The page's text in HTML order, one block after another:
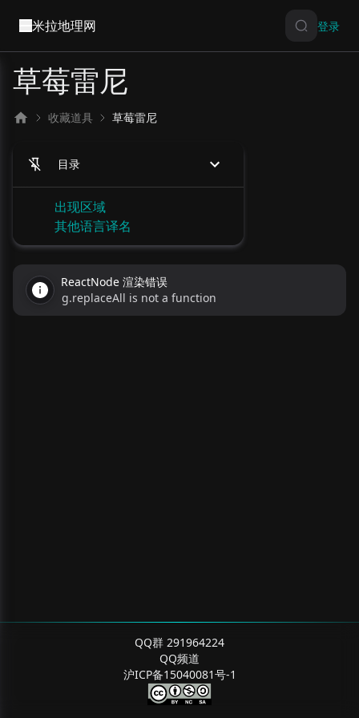
米拉地理网 登录
草莓雷尼
收藏道具 草莓雷尼
目录
出现区域
其他语言译名
ReactNode 渲染错误
g.replaceAll is not a function
QQ群 291964224
QQ频道
沪ICP备15040081号-1